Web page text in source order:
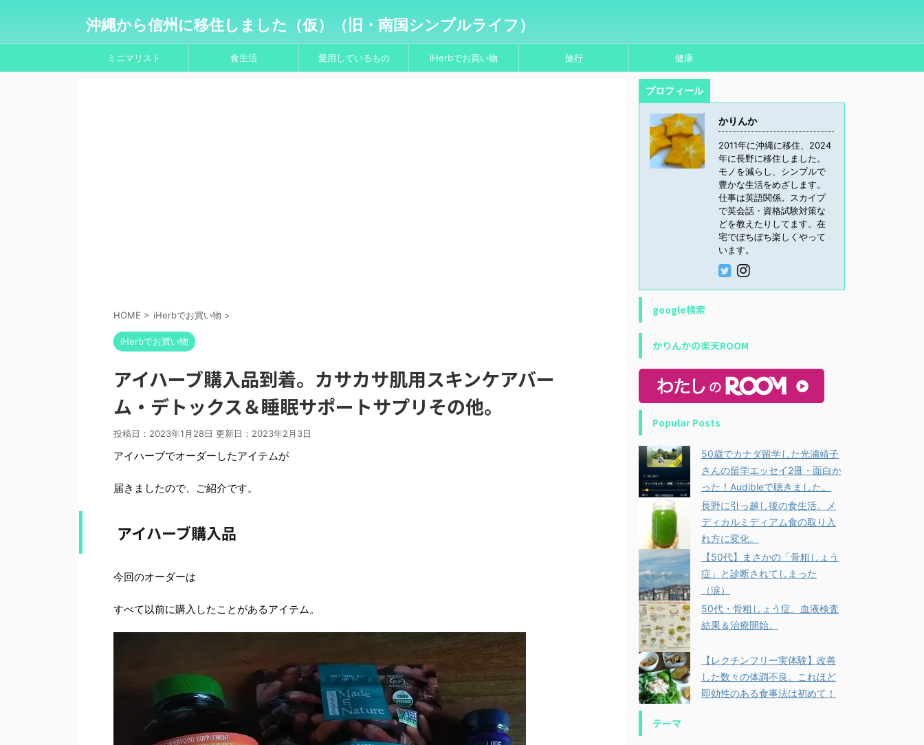
沖縄から信州に移住しました（仮）（旧・南国シンプルライフ）
ミニマリスト 食生活 愛用しているもの iHerbでお買い物 旅行 健康
HOME > iHerbでお買い物 >
iHerbでお買い物
アイハーブ購入品到着。カサカサ肌用スキンケアバー
ム・デトックス＆睡眠サポートサプリその他。
投稿日：2023年1月28日 更新日： 2023年2月3日
アイハーブでオーダーしたアイテムが
届きましたので、ご紹介です。
アイハーブ購入品
今回のオーダーは
すべて以前に購入したことがあるアイテム。
プロフィール
かりんか
2011年に沖縄に移住、2024
年に長野に移住しました。
モノを減らし、シンプルで
豊かな生活をめざします。
仕事は英語関係。スカイプ
で英会話・資格試験対策な
どを教えたりしてます。在
宅でぼちぼち楽しくやって
います。
google検索
かりんかの楽天ROOM
Popular Posts
50歳でカナダ留学した光浦靖子
さんの留学エッセイ2冊・面白か
った！Audibleで聴きました。
長野に引っ越し後の食生活。メ
ディカルミディアム食の取り入
れ方に変化。
【50代】まさかの「骨粗しょう
症」と診断されてしまった
（涙）
50代・骨粗しょう症。血液検査
結果＆治療開始。
【レクチンフリー実体験】改善
した数々の体調不良。これほど
即効性のある食事法は初めて！
テーマ